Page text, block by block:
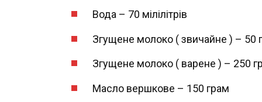
Вода – 70 мілілітрів
Згущене молоко ( звичайне ) – 50
Згущене молоко ( варене ) – 250
Масло вершкове – 150 грам